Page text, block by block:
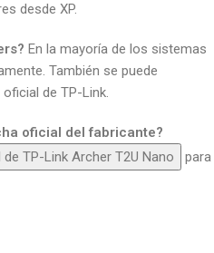
desde XP.
En la mayoría de los sistemas
También se puede
de TP-Link.
oficial del fabricante?
TP-Link Archer T2U Nano
para